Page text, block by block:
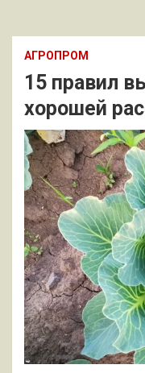
АГРОПРОМ
15 правил
хорошей